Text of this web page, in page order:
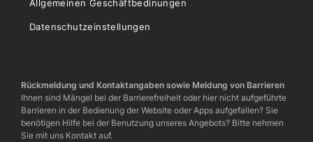
Allgemeinen Geschäftbedinungen
Datenschutzeinstellungen
Rückmeldung und Kontaktangaben sowie Meldung von Barrieren
Ihnen sind Mängel bei der Barrierefreiheit oder hier nicht aufgeführte
Barrieren in der Bedienung der Website oder Apps aufgefallen? Sie
benötigen Hilfe bei der Benutzung unseres Angebots? Bitte nehmen
Sie mit uns Kontakt auf.